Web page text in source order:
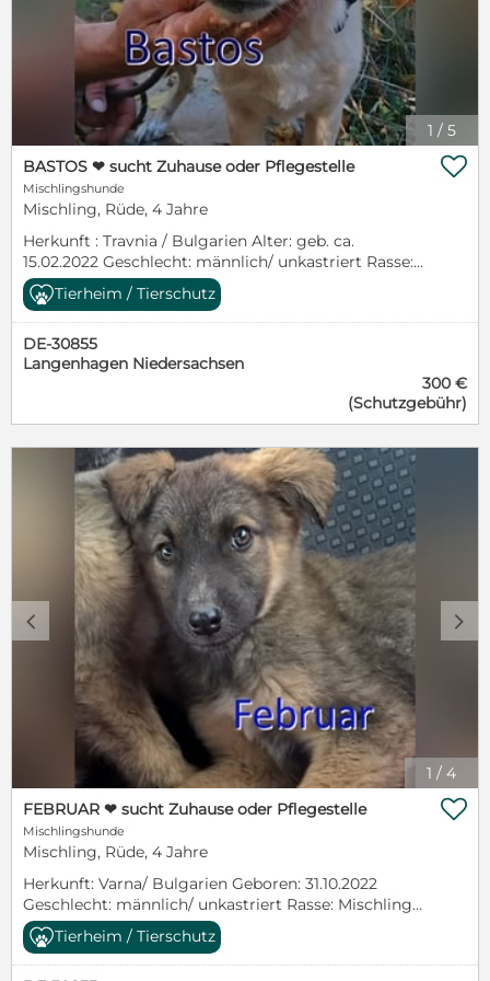
1 / 5
BASTOS ❤ sucht Zuhause oder Pflegestelle
Mischlingshunde
Mischling, Rüde, 4 Jahre
Herkunft : Travnia / Bulgarien Alter: geb. ca.
15.02.2022 Geschlecht: männlich/ unkastriert Rasse:
Mischling mittel Ausreise ab: sofort Besonderheit:
keine Verträglich mit… Katzen: nicht bekannt Hunde:
ja Kinder: ja Charakter: lieb und verspielt Sicherheit:
EU-Ausweis vorhanden, geimpft, gechipt *************
Interesse geweckt? Wenn Sie nähere Informationen

Tierheim / Tierschutz
DE-30855
Langenhagen Niedersachsen
300 €
(Schutzgebühr)
1 / 4
c d
FEBRUAR ❤ sucht Zuhause oder Pflegestelle
Mischlingshunde
Mischling, Rüde, 4 Jahre
Herkunft: Varna/ Bulgarien Geboren: 31.10.2022
Geschlecht: männlich/ unkastriert Rasse: Mischling
mittel Ausreise ab: sofort Besonderheit: keine
Verträglich mit… Hunde: ja Katzen: ja Kinder: nicht
bekannt Charakter: ruhig, schüchtern Sicherheit:

Tierheim / Tierschutz